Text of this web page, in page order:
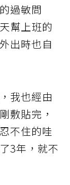
過敏問
幫上班的
出時也自
我也經由
敷貼完，
不住的哇
3年，就不